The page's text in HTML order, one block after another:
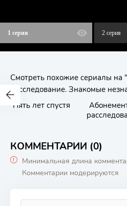
1 серия 2 серия
Смотреть похожие сериалы на
расследование. Знакомые
Пять лет спустя
КОММЕНТАРИИ (0)
Минимальная длина
Комментарии модерируются